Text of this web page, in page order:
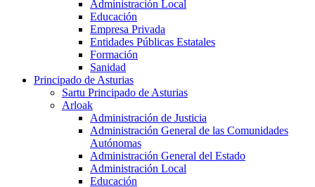
Administración Local
Educación
Empresa Privada
Entidades Públicas Estatales
Formación
Sanidad
Principado de Asturias
Sartu Principado de Asturias
Arloak
Administración de Justicia
Administración General de las Comunidades
Autónomas
Administración General del Estado
Administración Local
Educación